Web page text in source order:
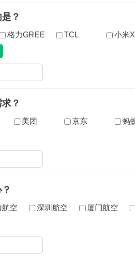
？
格力GREE TCL 小米
？
美团 京东 蚂
航空 深圳航空 厦门航空